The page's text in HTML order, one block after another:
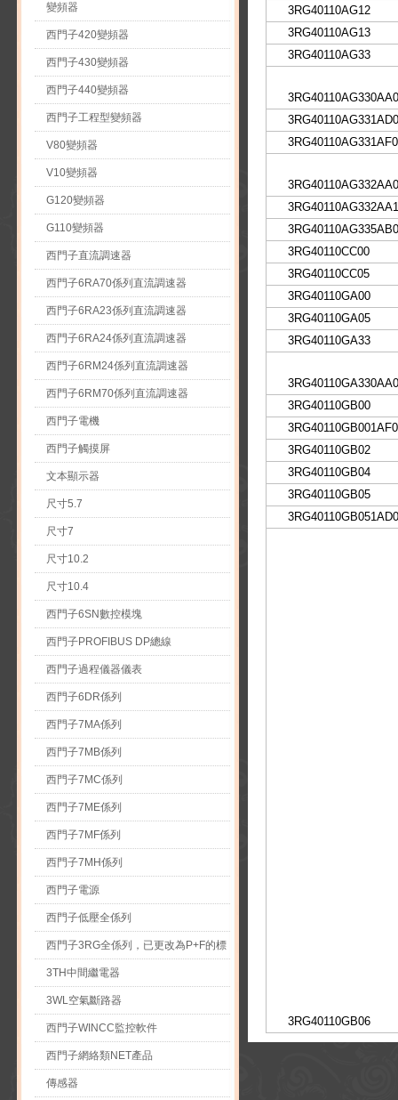
變頻器
西門子420變頻器
西門子430變頻器
西門子440變頻器
西門子工程型變頻器
V80變頻器
V10變頻器
G120變頻器
G110變頻器
西門子直流調速器
西門子6RA70係列直流調速器
西門子6RA23係列直流調速器
西門子6RA24係列直流調速器
西門子6RM24係列直流調速器
西門子6RM70係列直流調速器
西門子電機
西門子觸摸屏
文本顯示器
尺寸5.7
尺寸7
尺寸10.2
尺寸10.4
西門子6SN數控模塊
西門子PROFIBUS DP總線
西門子過程儀器儀表
西門子6DR係列
西門子7MA係列
西門子7MB係列
西門子7MC係列
西門子7ME係列
西門子7MF係列
西門子7MH係列
西門子電源
西門子低壓全係列
西門子3RG全係列，已更改為P+F的標
3TH中間繼電器
3WL空氣斷路器
西門子WINCC監控軟件
西門子網絡類NET產品
傳感器
3RG40110AG12
3RG40110AG13
3RG40110AG33
3RG40110AG330AA0
3RG40110AG331AD0
3RG40110AG331AF0
3RG40110AG332AA0
3RG40110AG332AA1
3RG40110AG335AB0
3RG40110CC00
3RG40110CC05
3RG40110GA00
3RG40110GA05
3RG40110GA33
3RG40110GA330AA0
3RG40110GB00
3RG40110GB001AF0
3RG40110GB02
3RG40110GB04
3RG40110GB05
3RG40110GB051AD0
3RG40110GB06